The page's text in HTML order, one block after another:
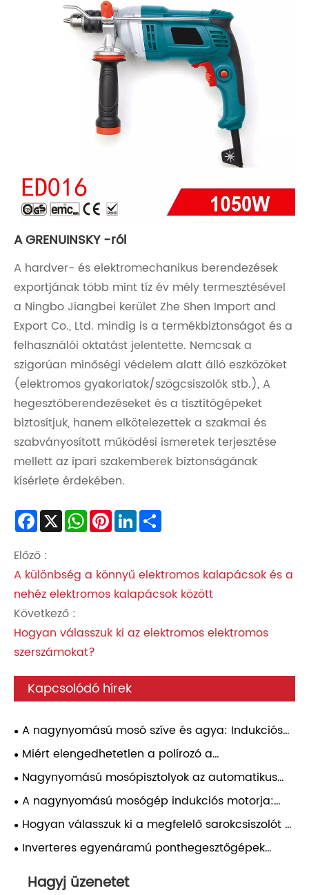
A GRENUINSKY -ról
A hardver- és elektromechanikus berendezések
exportjának több mint tíz év mély termesztésével
a Ningbo Jiangbei kerület Zhe Shen Import and
Export Co., Ltd. mindig is a termékbiztonságot és a
felhasználói oktatást jelentette. Nemcsak a
szigorúan minőségi védelem alatt álló eszközöket
(elektromos gyakorlatok/szögcsiszolók stb.), A
hegesztőberendezéseket és a tisztítógépeket
biztosítjuk, hanem elkötelezettek a szakmai és
szabványosított működési ismeretek terjesztése
mellett az ipari szakemberek biztonságának
kísérlete érdekében.
Facebook
X WhatsApp
PinterestLinkedIn
Előző :
A különbség a könnyű elektromos kalapácsok és a
nehéz elektromos kalapácsok között
Következő :
Hogyan válasszuk ki az elektromos elektromos
szerszámokat?
Kapcsolódó hírek
A nagynyomású mosó szíve és agya: Indukciós
motor és nyomásszabályozó – Gyakorlati
Miért elengedhetetlen a polírozó a
professzionális felületkezelési eredmények
eléréséhez?
Nagynyomású mosópisztolyok az automatikus
részletezéshez: nyomásillesztés, fúvókaválasztás és
napi használat megbízhatósága
A nagynyomású mosógép indukciós motorja:
átfogó elemzés
Hogyan válasszuk ki a megfelelő sarokcsiszolót a
különböző alkalmazásokhoz?
Inverteres egyenáramú ponthegesztőgépek
ponthegesztőgépekkel
Hagyj üzenetet